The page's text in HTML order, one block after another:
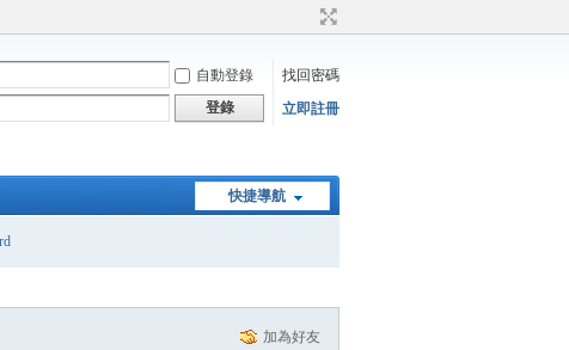
自動登錄
找回密碼
登錄 立即註冊
快捷導航
加為好友